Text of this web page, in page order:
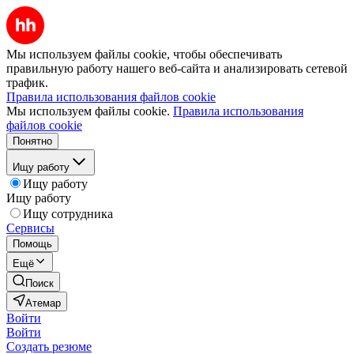
Мы используем файлы cookie, чтобы обеспечивать
правильную работу нашего веб-сайта и анализировать сетевой
трафик.
Правила использования файлов cookie
Мы используем файлы cookie. Правила использования
файлов cookie
Понятно
Ищу работу
Ищу работу
Ищу работу
Ищу сотрудника
Сервисы
Помощь
Ещё
Поиск
Атемар
Войти
Войти
Создать резюме